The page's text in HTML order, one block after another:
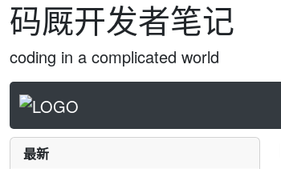
码厩开发者笔记
coding in a complicated world
最新